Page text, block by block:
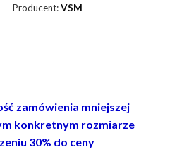
Producent:VSM
zamówienia mniejszej
konkretnym rozmiarze
30% do ceny